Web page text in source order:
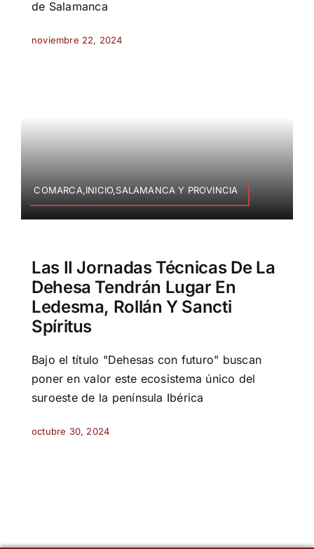
de Salamanca
noviembre 22, 2024
COMARCA,INICIO,SALAMANCA Y PROVINCIA
Las II Jornadas Técnicas De La
Dehesa Tendrán Lugar En
Ledesma, Rollán Y Sancti
Spíritus
Bajo el título "Dehesas con futuro" buscan
poner en valor este ecosistema único del
suroeste de la península Ibérica
octubre 30, 2024